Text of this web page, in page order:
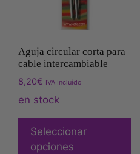
Aguja circular corta para
cable intercambiable
8,20€ IVA Incluído
en stock
Seleccionar
opciones